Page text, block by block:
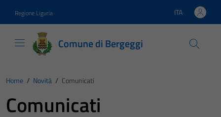
Regione Liguria Lingua attiva:
ITA
Comune di Bergeggi
Home / Novità / Comunicati
Comunicati